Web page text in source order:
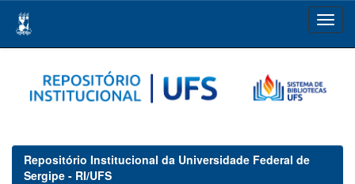
navigation
Repositório Institucional da Universidade Federal de
Sergipe - RI/UFS